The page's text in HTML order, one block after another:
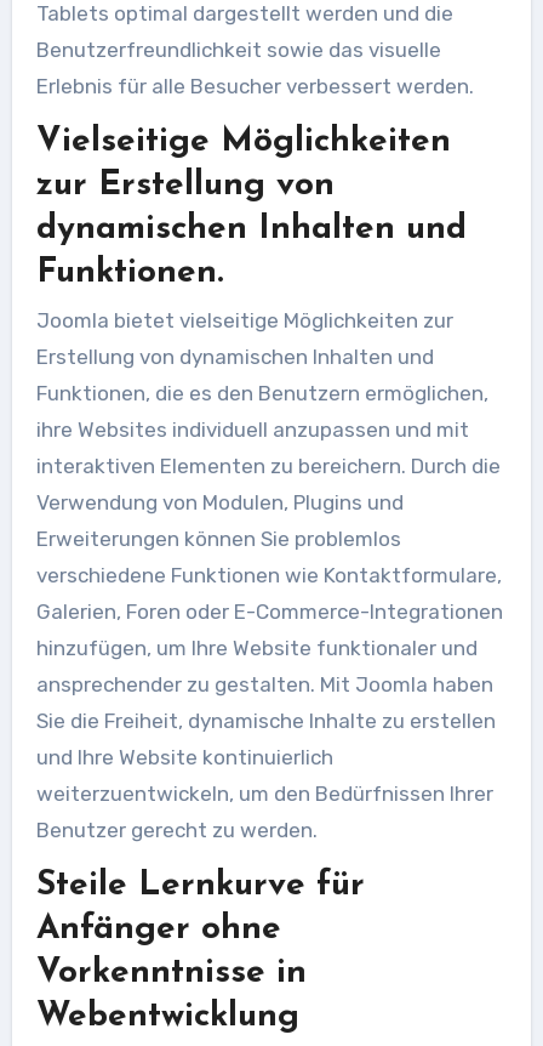
Tablets optimal dargestellt werden und die
Benutzerfreundlichkeit sowie das visuelle
Erlebnis für alle Besucher verbessert werden.
Vielseitige Möglichkeiten
zur Erstellung von
dynamischen Inhalten und
Funktionen.
Joomla bietet vielseitige Möglichkeiten zur
Erstellung von dynamischen Inhalten und
Funktionen, die es den Benutzern ermöglichen,
ihre Websites individuell anzupassen und mit
interaktiven Elementen zu bereichern. Durch die
Verwendung von Modulen, Plugins und
Erweiterungen können Sie problemlos
verschiedene Funktionen wie Kontaktformulare,
Galerien, Foren oder E-Commerce-Integrationen
hinzufügen, um Ihre Website funktionaler und
ansprechender zu gestalten. Mit Joomla haben
Sie die Freiheit, dynamische Inhalte zu erstellen
und Ihre Website kontinuierlich
weiterzuentwickeln, um den Bedürfnissen Ihrer
Benutzer gerecht zu werden.
Steile Lernkurve für
Anfänger ohne
Vorkenntnisse in
Webentwicklung